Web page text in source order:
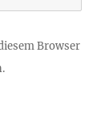
Browser